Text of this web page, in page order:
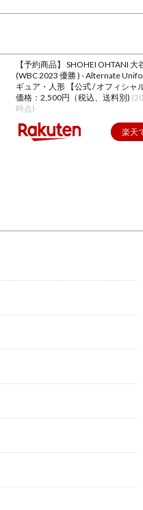
【予約商品】 SHOHEI OHTANI 大
(WBC 2023 優勝 ) - Alternate
ギュア・人形 【公式 / オフィシャ
価格：2,500円（税込、送料別)
時点)
楽天